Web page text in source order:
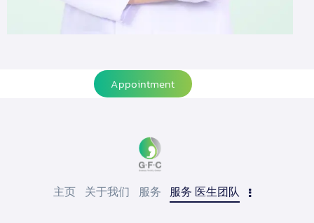
Appointment
主页 关于我们 服务 服务 医生团队